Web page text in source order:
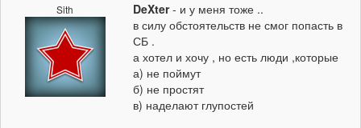
Sith DeXter- и у меня тоже ..
в силу обстоятельств не смог попасть в
СБ .
а хотел и хочу , но есть люди ,которые
а) не поймут
б) не простят
в) наделают глупостей